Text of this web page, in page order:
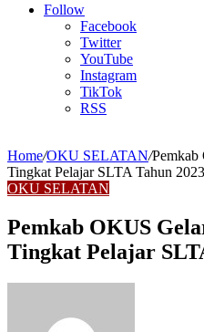
Article
Follow
Facebook
Twitter
YouTube
Instagram
TikTok
RSS
Home/OKU SELATAN/
Tingkat Pelajar SLTA Tahun 2023
OKU SELATAN
Pemkab OKUS
Tingkat Pelajar